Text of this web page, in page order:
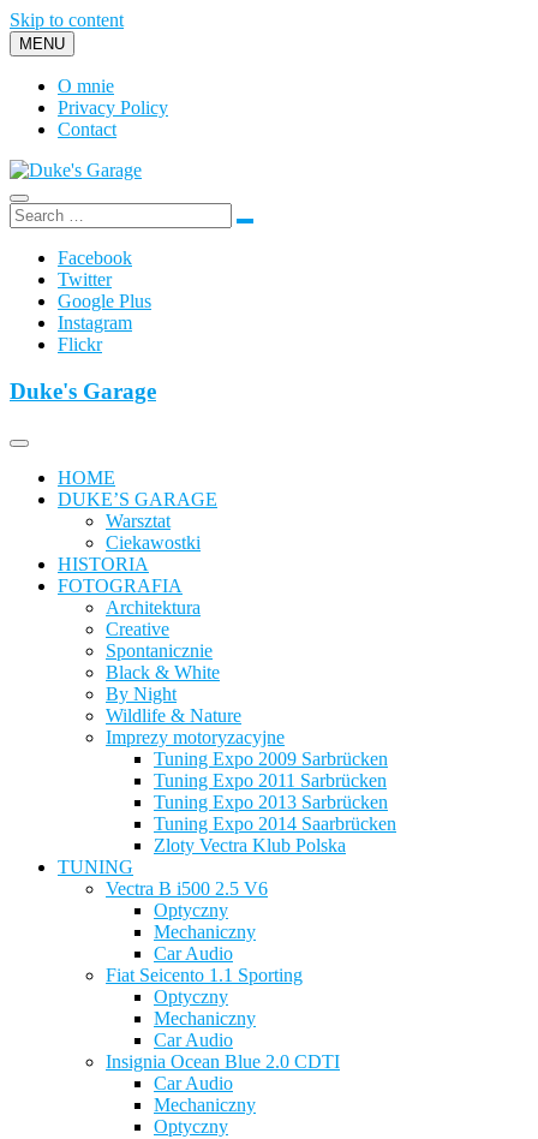
Skip to content
MENU
O mnie
Privacy Policy
Contact
Duke's Garage
Facebook
Twitter
Google Plus
Instagram
Flickr
Duke's Garage
HOME
DUKE’S GARAGE
Warsztat
Ciekawostki
HISTORIA
FOTOGRAFIA
Architektura
Creative
Spontanicznie
Black & White
By Night
Wildlife & Nature
Imprezy motoryzacyjne
Tuning Expo 2009 Sarbrücken
Tuning Expo 2011 Sarbrücken
Tuning Expo 2013 Sarbrücken
Tuning Expo 2014 Saarbrücken
Zloty Vectra Klub Polska
TUNING
Vectra B i500 2.5 V6
Optyczny
Mechaniczny
Car Audio
Fiat Seicento 1.1 Sporting
Optyczny
Mechaniczny
Car Audio
Insignia Ocean Blue 2.0 CDTI
Car Audio
Mechaniczny
Optyczny